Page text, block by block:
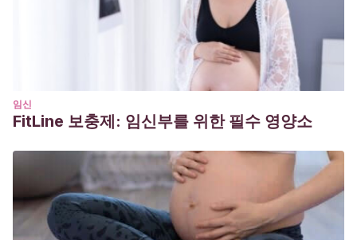
임신
FitLine 보충제: 임신부를 위한 필수 영양소